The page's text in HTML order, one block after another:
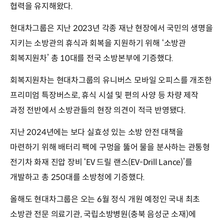
협력을 유지해왔다.
현대차그룹은 지난 2023년 각종 재난 현장에서 국민의 생명을
지키는 소방관의 휴식과 회복을 지원하기 위해 ‘소방관
회복지원차’ 총 10대를 전국 소방본부에 기증했다.
회복지원차는 현대차그룹의 유니버스 모바일 오피스를 개조한
프리미엄 특장버스로, 휴식 시설 및 편의 사양 등 차량 제작
과정 전반에서 소방관들의 현장 의견이 적극 반영됐다.
지난 2024년에는 보다 실효성 있는 소방 안전 대책을
마련하기 위해 배터리 팩에 구멍을 뚫어 물을 분사하는 관통형
전기차 화재 진압 장비 ‘EV 드릴 랜스(EV-Drill Lance)’를
개발하고 총 250대를 소방청에 기증했다.
올해도 현대차그룹은 오는 6월 정식 개원 예정인 국내 최초
소방관 전문 의료기관, 국립소방병원(충북 음성군 소재)에